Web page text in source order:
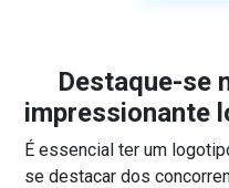
Destaque-se
impressionante
É essencial ter um
se destacar dos